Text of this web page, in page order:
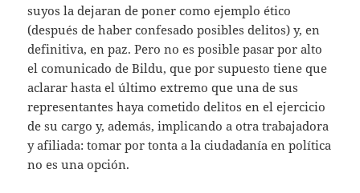
suyos la dejaran de poner como ejemplo ético
(después de haber confesado posibles delitos) y, en
definitiva, en paz. Pero no es posible pasar por alto
el comunicado de Bildu, que por supuesto tiene que
aclarar hasta el último extremo que una de sus
representantes haya cometido delitos en el ejercicio
de su cargo y, además, implicando a otra trabajadora
y afiliada: tomar por tonta a la ciudadanía en política
no es una opción.